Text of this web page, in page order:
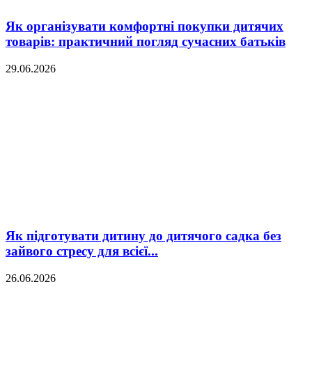
Як організувати комфортні покупки дитячих
товарів: практичний погляд сучасних батьків
29.06.2026
Як підготувати дитину до дитячого садка без
зайвого стресу для всієї...
26.06.2026